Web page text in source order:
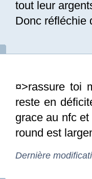
tout leur
Donc réfléchie
¤>rassure toi
reste en
grace au nfc
round est
Dernière